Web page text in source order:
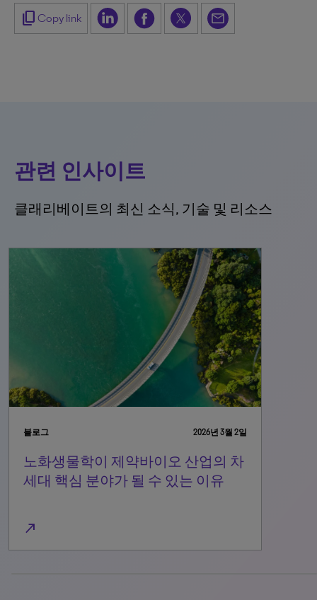
content_copy Copy link
관련 인사이트
클래리베이트의 최신 소식, 기술 및 리소스
블로그 2026년 3월 2일
노화생물학이 제약바이오 산업의 차
세대 핵심 분야가 될 수 있는 이유
north_east